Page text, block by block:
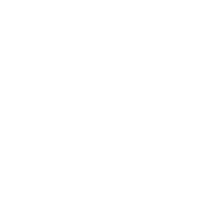
de arta universala: "Marile
intensiv si con...
I Universitatea din Bucuresti,
Mos nr. ...
texte literare ale
de literatura universala: